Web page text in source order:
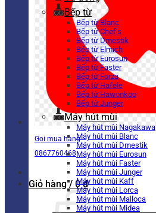
Gọi mua hàng
0867760468
Giỏ hàng / 0₫
Bếp từ
Bếp từ Blanc
Bếp từ Chef’s
Bếp từ Dmestik
Bếp từ Elmich
Bếp từ Eurosun
Bếp từ Faster
Bếp từ Forza
Bếp từ Hafele
Bếp từ Hawonkoo
Bếp từ Junger
Máy hút mùi
Máy hút mùi Nagakawa
Máy hút mùi Blanc
Máy hút mùi Dmestik
Máy hút mùi Eurosun
Máy hút mùi Faster
Máy hút mùi Junger
Máy hút mùi Kaff
Máy hút mùi Lorca
Máy hút mùi Malloca
Máy hút mùi Midea